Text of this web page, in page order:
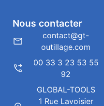
Nous contacter
contact@gt-
outillage.com
00 33 3 23 53 55
92
GLOBAL-TOOLS
1 Rue Lavoisier